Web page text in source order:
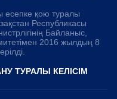
есепке қою туралы
Республикасы
Байланыс,
2016 жылдың 8
ТУРАЛЫ КЕЛІСІМ